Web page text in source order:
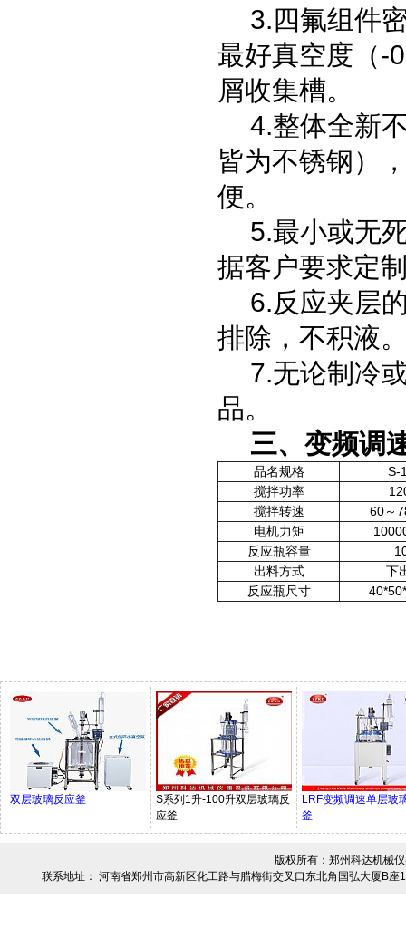
3.四氟组件
最好真空度（-
屑收集槽。
4.整体全新
皆为不锈钢）
便。
5.最小或无
据客户要求定
6.反应夹层
排除，不积液
7.无论制冷
品。
三、 变频调
品名规格
S-
搅拌功率
搅拌转速
60～
电机力矩
反应瓶容量
出料方式
下
反应瓶尺寸
双层玻璃反应釜
S系列1升-100升双层玻璃反
应釜
LRF变频调速单层玻
釜
版权所有：郑州科达机械
联系地址： 河南省郑州市高新区化工路与腊梅街交叉口东北角国弘大厦